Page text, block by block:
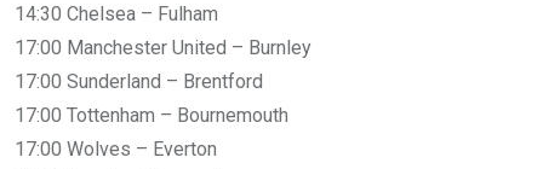
14:30 Chelsea – Fulham
17:00 Manchester United – Burnley
17:00 Sunderland – Brentford
17:00 Tottenham – Bournemouth
17:00 Wolves – Everton